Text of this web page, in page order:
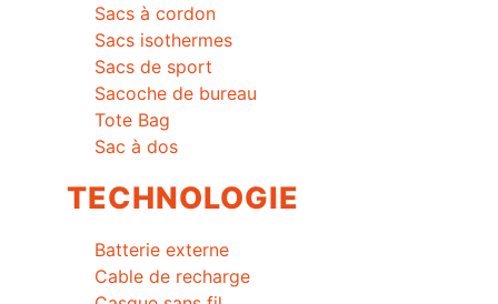
Sacs à cordon
Sacs isothermes
Sacs de sport
Sacoche de bureau
Tote Bag
Sac à dos
TECHNOLOGIE
Batterie externe
Cable de recharge